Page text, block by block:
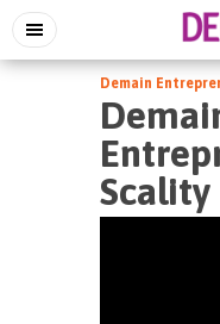
Demain
Scality